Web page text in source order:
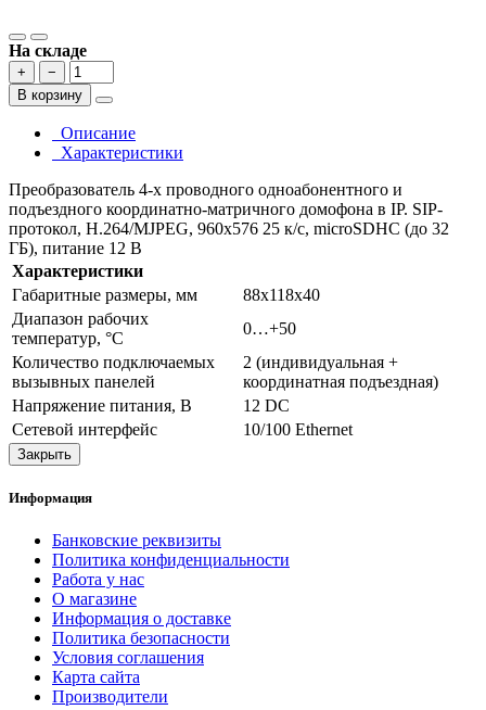
На складе
+
−
В корзину
Описание
Характеристики
Преобразователь 4-х проводного одноабонентного и
подъездного координатно-матричного домофона в IP. SIP-
протокол, Н.264/MJPEG, 960х576 25 к/с, microSDHC (до 32
ГБ), питание 12 В
Характеристики
Габаритные размеры, мм
88х118х40
Диапазон рабочих
температур, °С
0…+50
Количество подключаемых
вызывных панелей
2 (индивидуальная +
координатная подъездная)
Напряжение питания, В
12 DC
Сетевой интерфейс
10/100 Ethernet
Закрыть
Информация
Банковские реквизиты
Политика конфиденциальности
Работа у нас
О магазине
Информация о доставке
Политика безопасности
Условия соглашения
Карта сайта
Производители